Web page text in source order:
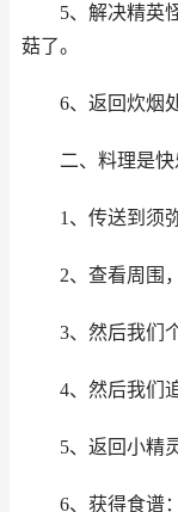
5、解决精英
菇了。
6、返回炊烟
二、料理是
1、传送到须
2、查看周围
3、然后我们
4、然后我们
5、返回小精
6、获得食谱